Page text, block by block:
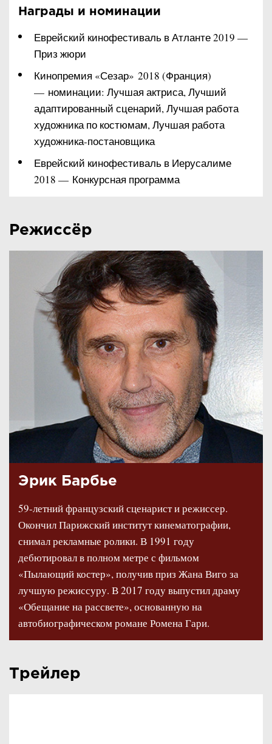
Награды и номинации
Еврейский кинофестиваль в Атланте 2019 —
Приз жюри
Кинопремия «Сезар» 2018 (Франция)
— номинации: Лучшая актриса, Лучший
адаптированный сценарий, Лучшая работа
художника по костюмам, Лучшая работа
художника-постановщика
Еврейский кинофестиваль в Иерусалиме
2018 — Конкурсная программа
Режиссёр
Эрик Барбье
59-летний французский сценарист и режиссер.
Окончил Парижский институт кинематографии,
снимал рекламные ролики. В 1991 году
дебютировал в полном метре с фильмом
«Пылающий костер», получив приз Жана Виго за
лучшую режиссуру. В 2017 году выпустил драму
«Обещание на рассвете», основанную на
автобиографическом романе Ромена Гари.
Трейлер